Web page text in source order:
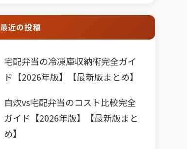
最近の投稿
宅配弁当の冷凍庫収納術完全ガイ
ド【2026年版】【最新版まとめ】
自炊vs宅配弁当のコスト比較完全
ガイド【2026年版】【最新版まと
め】